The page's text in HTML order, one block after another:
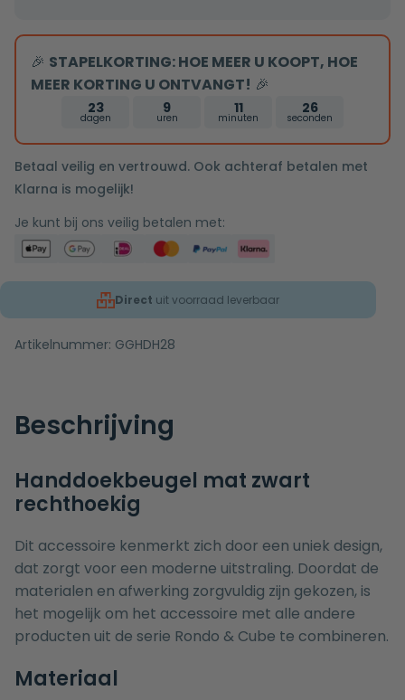
🎉 STAPELKORTING: HOE MEER U KOOPT, HOE
MEER KORTING U ONTVANGT! 🎉
23
dagen
9
uren
11
minuten
26
seconden
Betaal veilig en vertrouwd. Ook achteraf betalen met
Klarna is mogelijk!
Je kunt bij ons veilig betalen met:
Direct uit voorraad leverbaar
Artikelnummer: GGHDH28
Beschrijving
Handdoekbeugel mat zwart
rechthoekig
Dit accessoire kenmerkt zich door een uniek design,
dat zorgt voor een moderne uitstraling. Doordat de
materialen en afwerking zorgvuldig zijn gekozen, is
het mogelijk om het accessoire met alle andere
producten uit de serie Rondo & Cube te combineren.
Materiaal